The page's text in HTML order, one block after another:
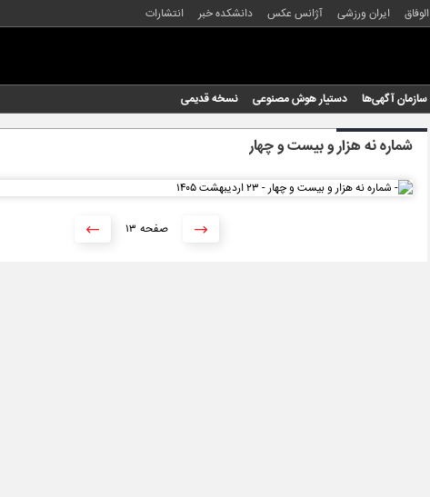
الوفاق ایران ورزشی آژانس عکس دانشکده خبر انتشارات
سازمان آگهی‌ها دستیار هوش مصنوعی نسخه قدیمی
شماره نه هزار و بیست و چهار
۱۳